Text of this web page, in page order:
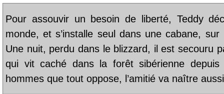
Pour assouvir un besoin de liberté, Teddy
monde, et s’installe seul dans une cabane,
Une nuit, perdu dans le blizzard, il est secouru
qui vit caché dans la forêt sibérienne
hommes que tout oppose, l’amitié va naître